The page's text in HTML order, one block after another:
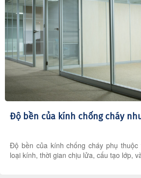
Độ bền của kính chống cháy
Độ bền của kính chống cháy phụ
loại kính, thời gian chịu lửa, cấu tạo lớp,